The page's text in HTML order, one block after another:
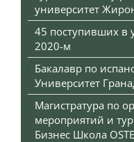
университет
45 поступивших в
2020-м
Бакалавр по
Университет
Магистратура по
мероприятий и
Бизнес Школа